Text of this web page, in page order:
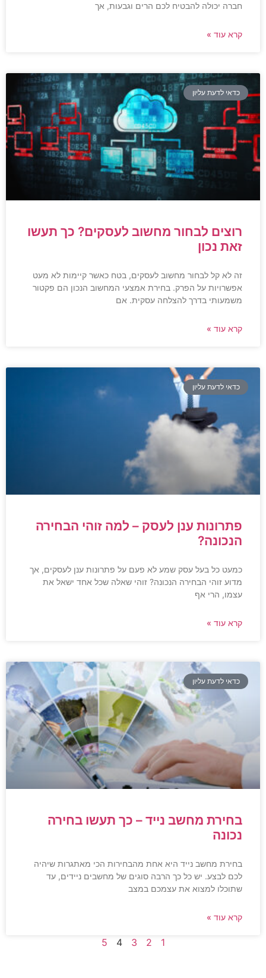
חברה יכולה להבטיח לכם הרים וגבעות, אך
קרא עוד »
כדאי לדעת עליון
רוצים לבחור מחשוב לעסקים? כך תעשו
זאת נכון
זה לא קל לבחור מחשוב לעסקים, בטח כאשר קיימות לא מעט
אפשרויות על הפרק. בחירת אמצעי המחשוב הנכון הם פקטור
משמעותי בדרך להצלחה עסקית. אם
קרא עוד »
כדאי לדעת עליון
פתרונות ענן לעסק – למה זוהי הבחירה
הנכונה?
כמעט כל בעל עסק שמע לא פעם על פתרונות ענן לעסקים, אך
מדוע זוהי הבחירה הנכונה? זוהי שאלה שכל אחד ישאל את
עצמו, הרי אף
קרא עוד »
כדאי לדעת עליון
בחירת מחשב נייד – כך תעשו בחירה
נכונה
בחירת מחשב נייד היא אחת מהבחירות הכי מאתגרות שיהיה
לכם לבצע. יש כל כך הרבה סוגים של מחשבים ניידים, עד
שתוכלו למצוא את עצמכם במצב
קרא עוד »
1
2
3
4
5